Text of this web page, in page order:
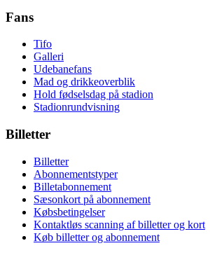
Fans
Tifo
Galleri
Udebanefans
Mad og drikkeoverblik
Hold fødselsdag på stadion
Stadionrundvisning
Billetter
Billetter
Abonnementstyper
Billetabonnement
Sæsonkort på abonnement
Købsbetingelser
Kontaktløs scanning af billetter og kort
Køb billetter og abonnement